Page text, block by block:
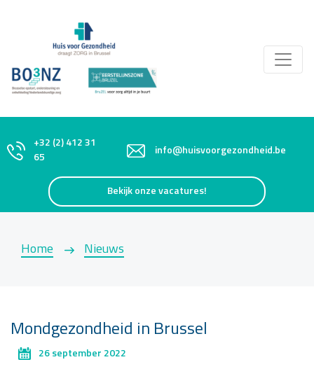
+32 (2) 412 31
65
info@huisvoorgezondheid.be
Bekijk onze vacatures!
Home Nieuws
Mondgezondheid in Brussel
26 september 2022